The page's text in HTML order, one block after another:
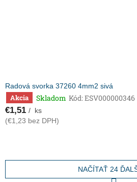
Radová svorka 37260 4mm2 sivá
Akcia Skladom Kód:ESV000000346
€1,51 / ks
(€1,23 bez DPH)
NAČÍTAŤ 24